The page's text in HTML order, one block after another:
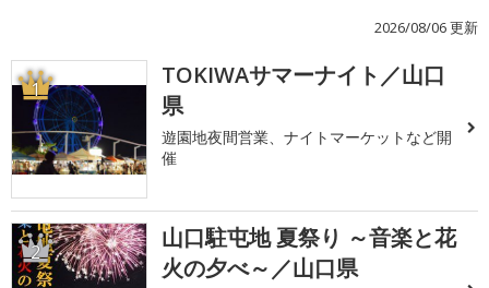
2026/08/06 更新
1
TOKIWAサマーナイト／山口
県
遊園地夜間営業、ナイトマーケットなど開
催
2
山口駐屯地 夏祭り ～音楽と花
火の夕べ～／山口県